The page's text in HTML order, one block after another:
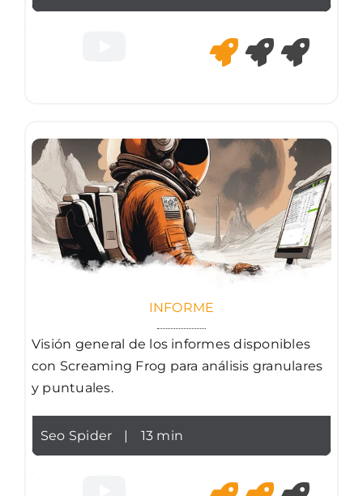
INFORME
Visión general de los informes disponibles
con Screaming Frog para análisis granulares
y puntuales.
Seo Spider | 13 min